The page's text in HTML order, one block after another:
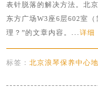
表针脱落的解决方法。北
东方广场W3座6层602室
理？”的文章内容。...详细
标签： 北京浪琴保养中心